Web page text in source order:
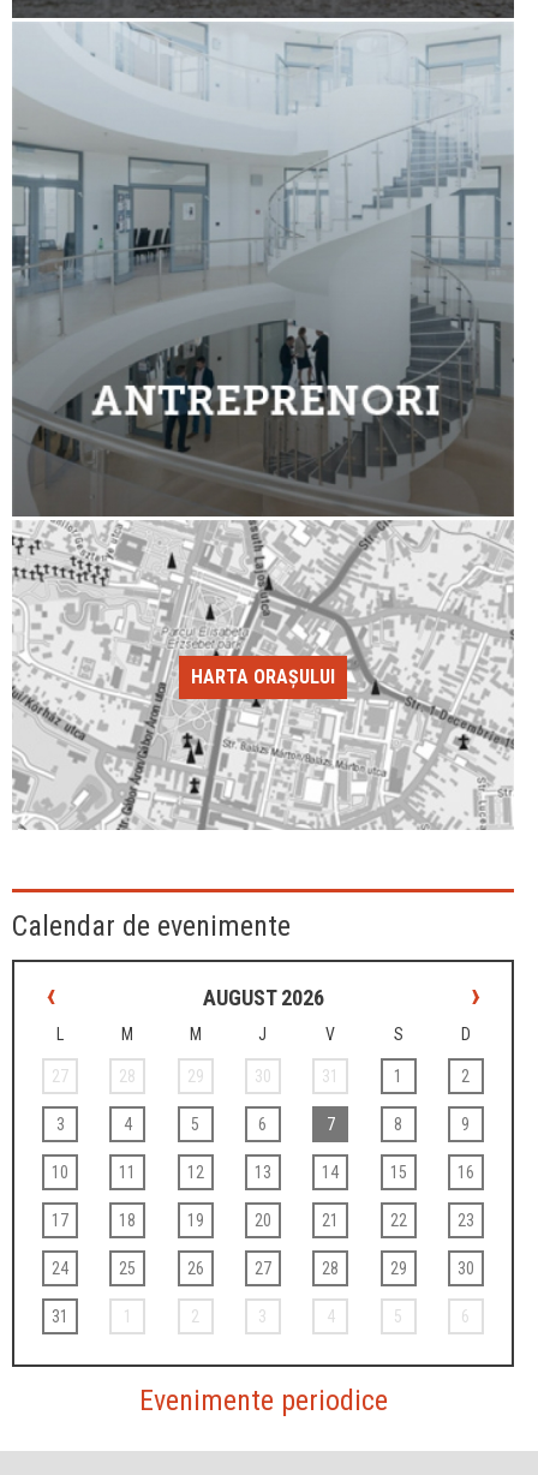
HARTA ORAȘULUI
Calendar de evenimente
‹ AUGUST 2026 ›
L M M J V S D
27 28 29 30 31 1 2
3 4 5 6 7 8 9
10 11 12 13 14 15 16
17 18 19 20 21 22 23
24 25 26 27 28 29 30
31 1 2 3 4 5 6
Evenimente periodice